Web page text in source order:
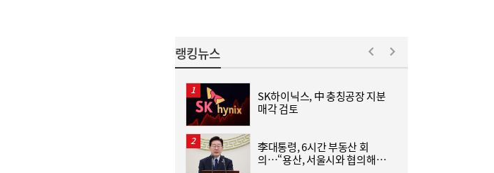
11:20
“역시 미국이 답”…코스피 폭락에 서학개미
‘대탈출’ [머니+]
랭킹뉴스
SK하이닉스, 中 충칭공장 지분
매각 검토
李대통령, 6시간 부동산 회
의…“용산, 서울시와 협의해야”